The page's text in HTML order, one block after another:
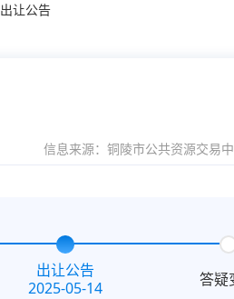
出让公告
信息来源： 铜陵市公共资源交易
出让公告
2025-05-14
答疑